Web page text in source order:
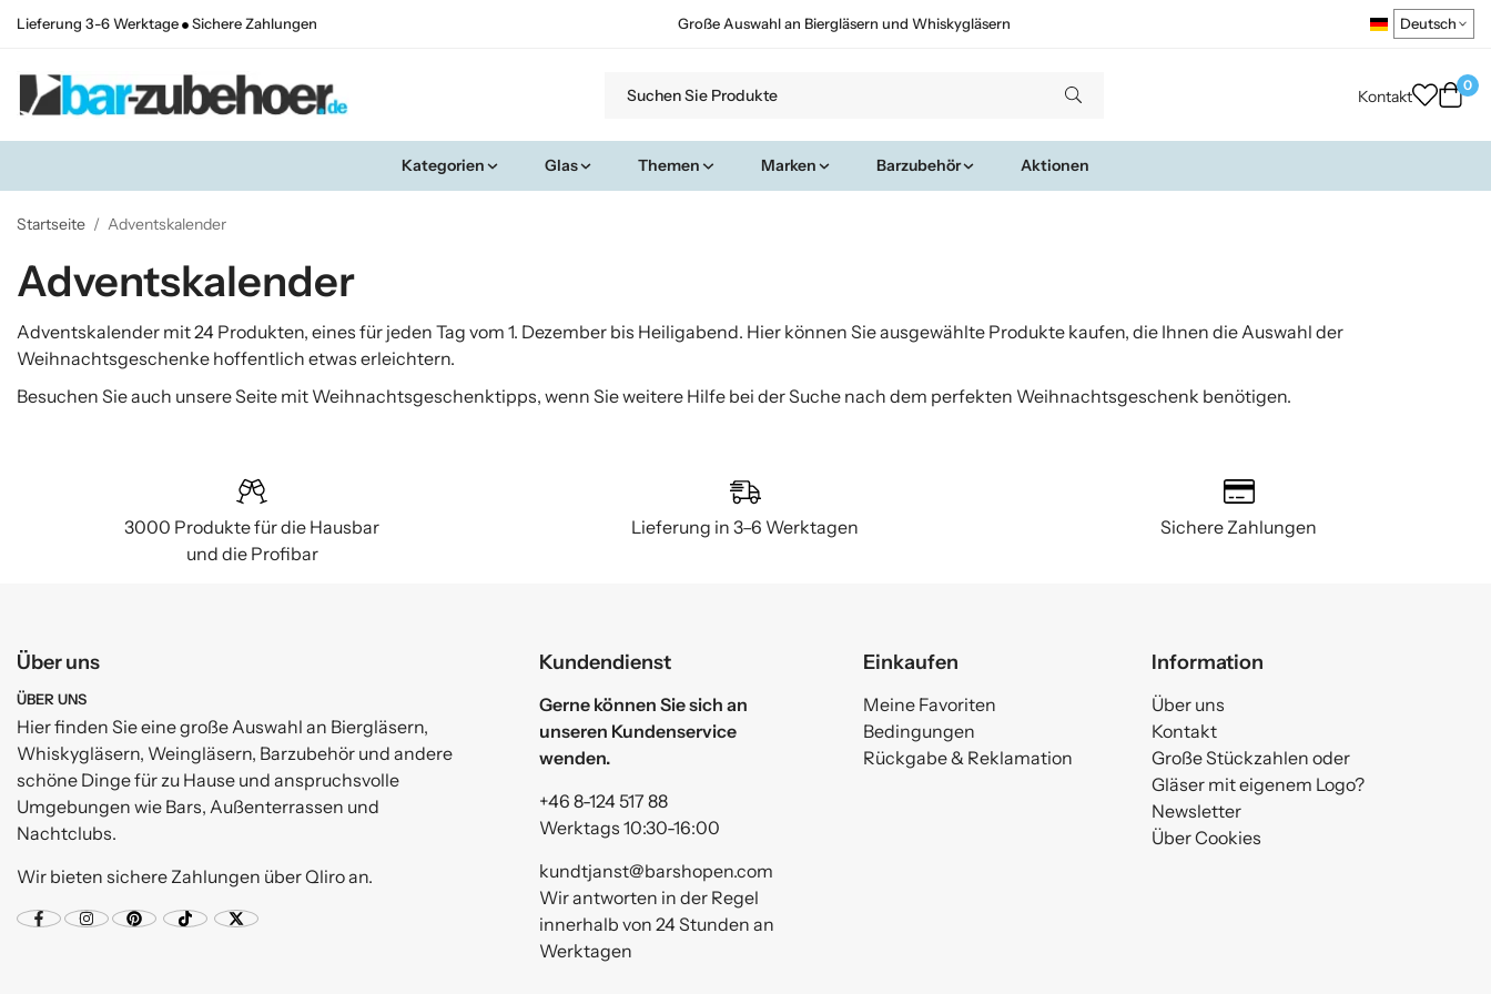
Lieferung 3-6 Werktage Sichere Zahlungen Große Auswahl an Biergläsern und Whiskygläsern
Kontakt
0
Kategorien Glas Themen Marken Barzubehör Aktionen
Startseite / Adventskalender
Adventskalender
Adventskalender mit 24 Produkten, eines für jeden Tag vom 1. Dezember bis Heiligabend. Hier können Sie ausgewählte Produkte kaufen, die Ihnen die Auswahl der
Weihnachtsgeschenke hoffentlich etwas erleichtern.
Besuchen Sie auch unsere Seite mit Weihnachtsgeschenktipps, wenn Sie weitere Hilfe bei der Suche nach dem perfekten Weihnachtsgeschenk benötigen.
3000 Produkte für die Hausbar
und die Profibar
Lieferung in 3–6 Werktagen Sichere Zahlungen
Über uns
ÜBER UNS
Hier finden Sie eine große Auswahl an Biergläsern,
Whiskygläsern, Weingläsern, Barzubehör und andere
schöne Dinge für zu Hause und anspruchsvolle
Umgebungen wie Bars, Außenterrassen und
Nachtclubs.
Wir bieten sichere Zahlungen über Qliro an.
Kundendienst
Gerne können Sie sich an
unseren Kundenservice
wenden.
+46 8-124 517 88
Werktags 10:30-16:00
kundtjanst@barshopen.com
Wir antworten in der Regel
innerhalb von 24 Stunden an
Werktagen
Einkaufen
Meine Favoriten
Bedingungen
Rückgabe & Reklamation
Information
Über uns
Kontakt
Große Stückzahlen oder
Gläser mit eigenem Logo?
Newsletter
Über Cookies